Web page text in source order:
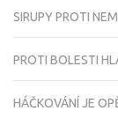
SIRUPY PROTI
PROTI BOLESTI
HÁČKOVÁNÍ JE